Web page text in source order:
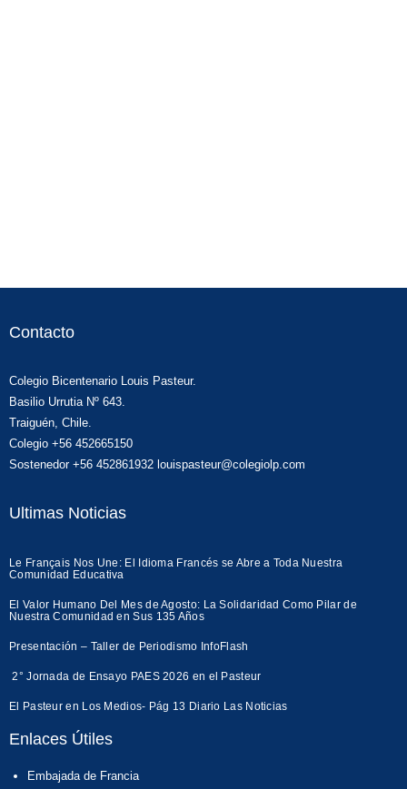
Contacto
Colegio Bicentenario Louis Pasteur.
Basilio Urrutia Nº 643.
Traiguén, Chile.
Colegio +56 452665150
Sostenedor +56 452861932 louispasteur@colegiolp.com
Ultimas Noticias
Le Français Nos Une: El Idioma Francés se Abre a Toda Nuestra
Comunidad Educativa
El Valor Humano Del Mes de Agosto: La Solidaridad Como Pilar de
Nuestra Comunidad en Sus 135 Años
Presentación – Taller de Periodismo InfoFlash
2° Jornada de Ensayo PAES 2026 en el Pasteur
El Pasteur en Los Medios- Pág 13 Diario Las Noticias
Enlaces Útiles
Embajada de Francia